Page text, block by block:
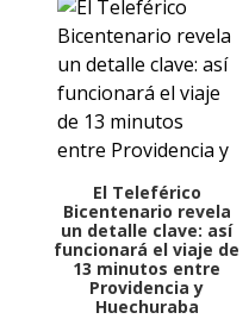
El Teleférico
Bicentenario revela
un detalle clave: así
funcionará el viaje de
13 minutos entre
Providencia y
Huechuraba